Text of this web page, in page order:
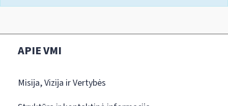
APIE VMI
Misija, Vizija ir Vertybės